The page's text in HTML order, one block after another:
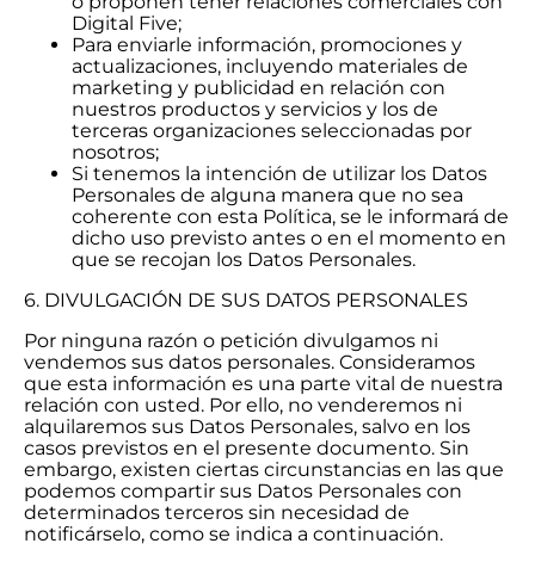
Digital Five;
Para enviarle información, promociones y
actualizaciones, incluyendo materiales de
marketing y publicidad en relación con
nuestros productos y servicios y los de
terceras organizaciones seleccionadas por
nosotros;
Si tenemos la intención de utilizar los Datos
Personales de alguna manera que no sea
coherente con esta Política, se le informará de
dicho uso previsto antes o en el momento en
que se recojan los Datos Personales.
6. DIVULGACIÓN DE SUS DATOS PERSONALES
Por ninguna razón o petición divulgamos ni
vendemos sus datos personales. Consideramos
que esta información es una parte vital de nuestra
relación con usted. Por ello, no venderemos ni
alquilaremos sus Datos Personales, salvo en los
casos previstos en el presente documento. Sin
embargo, existen ciertas circunstancias en las que
podemos compartir sus Datos Personales con
determinados terceros sin necesidad de
notificárselo, como se indica a continuación.